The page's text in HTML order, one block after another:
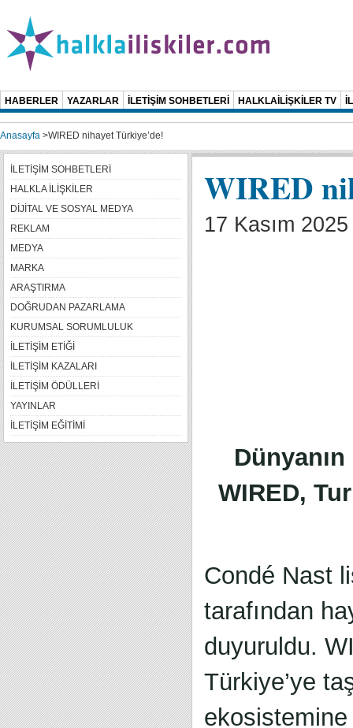
HABERLER YAZARLAR İLETİŞİM SOHBETLERİ HALKLAİLİŞKİLER TV
Anasayfa >WIRED nihayet Türkiye’de!
WIRED
17 Kasım
WIRED,
Condé Nast
tarafından
duyuruldu.
Türkiye’ye
ekosistemine
İLETİŞİM SOHBETLERİ
HALKLA İLİŞKİLER
DİJİTAL VE SOSYAL MEDYA
REKLAM
MEDYA
MARKA
ARAŞTIRMA
DOĞRUDAN PAZARLAMA
KURUMSAL SORUMLULUK
İLETİŞİM ETİĞİ
İLETİŞİM KAZALARI
İLETİŞİM ÖDÜLLERİ
YAYINLAR
İLETİŞİM EĞİTİMİ